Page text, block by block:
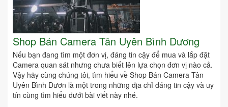
Shop Bán Camera Tân Uyên Bình Dương
Nếu bạn đang tìm một đơn vị, đáng tin cậy để mua và lắp đặt
Camera quan sát nhưng chưa biết lên lựa chọn đơn vị nào cả.
Vậy hãy cùng chúng tôi, tìm hiểu về Shop Bán Camera Tân
Uyên Bình Dươn là một trong những địa chỉ đáng tin cậy và uy
tín cùng tìm hiểu dưới bài viết này nhé.